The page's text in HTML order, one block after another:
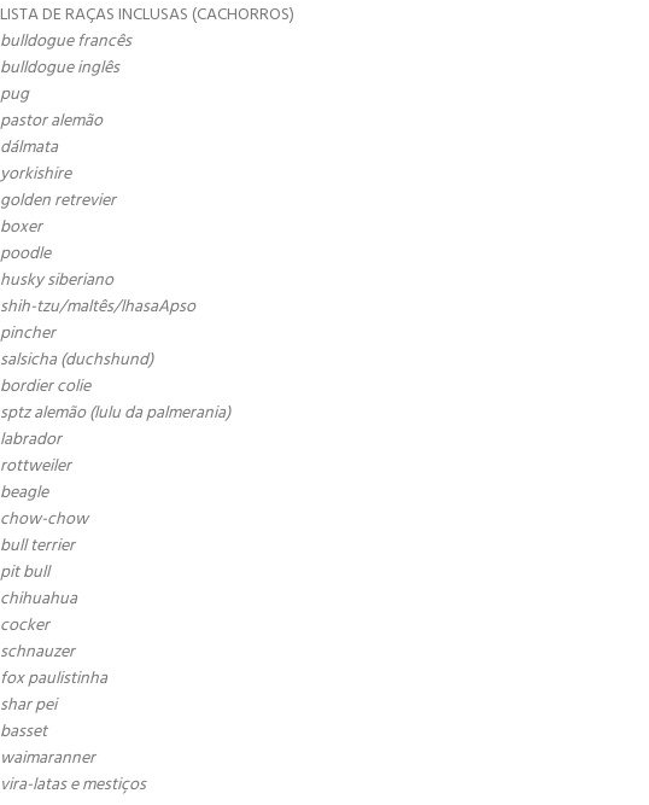
LISTA DE RAÇAS INCLUSAS (CACHORROS)
bulldogue francês
bulldogue inglês
pug
pastor alemão
dálmata
yorkishire
golden retrevier
boxer
poodle
husky siberiano
shih-tzu/maltês/lhasaApso
pincher
salsicha (duchshund)
bordier colie
sptz alemão (lulu da palmerania)
labrador
rottweiler
beagle
chow-chow
bull terrier
pit bull
chihuahua
cocker
schnauzer
fox paulistinha
shar pei
basset
waimaranner
vira-latas e mestiços